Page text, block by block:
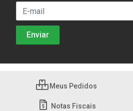
Meus Pedidos
Notas Fiscais